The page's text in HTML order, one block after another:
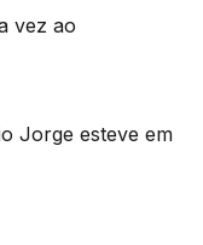
vez ao
Jorge esteve em